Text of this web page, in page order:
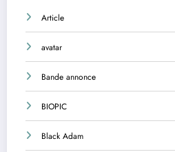
Article
avatar
Bande annonce
BIOPIC
Black Adam